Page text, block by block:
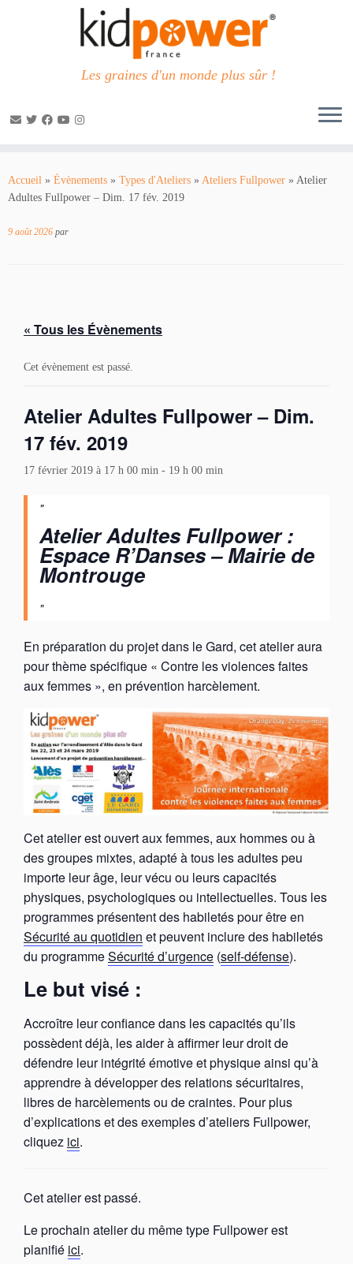
contenu
Les graines d'un monde plus sûr !
Accueil » Évènements » Types d'Ateliers » Ateliers Fullpower » Atelier
Adultes Fullpower – Dim. 17 fév. 2019
9 août 2026 par
« Tous les Évènements
Cet évènement est passé.
Atelier Adultes Fullpower – Dim.
17 fév. 2019
17 février 2019 à 17 h 00 min - 19 h 00 min
Atelier Adultes Fullpower :
Espace R’Danses – Mairie de
Montrouge
En préparation du projet dans le Gard, cet atelier aura
pour thème spécifique « Contre les violences faites
aux femmes », en prévention harcèlement.
Cet atelier est ouvert aux femmes, aux hommes ou à
des groupes mixtes, adapté à tous les adultes peu
importe leur âge, leur vécu ou leurs capacités
physiques, psychologiques ou intellectuelles. Tous les
programmes présentent des habiletés pour être en
Sécurité au quotidien et peuvent inclure des habiletés
du programmeSécurité d’urgence (self-défense).
Le but visé :
Accroître leur confiance dans les capacités qu’ils
possèdent déjà, les aider à affirmer leur droit de
défendre leur intégrité émotive et physique ainsi qu’à
apprendre à développer des relations sécuritaires,
libres de harcèlements ou de craintes. Pour plus
d’explications et des exemples d’ateliers Fullpower,
cliquez ici.
Cet atelier est passé.
Le prochain atelier du même type Fullpower est
planifié ici.